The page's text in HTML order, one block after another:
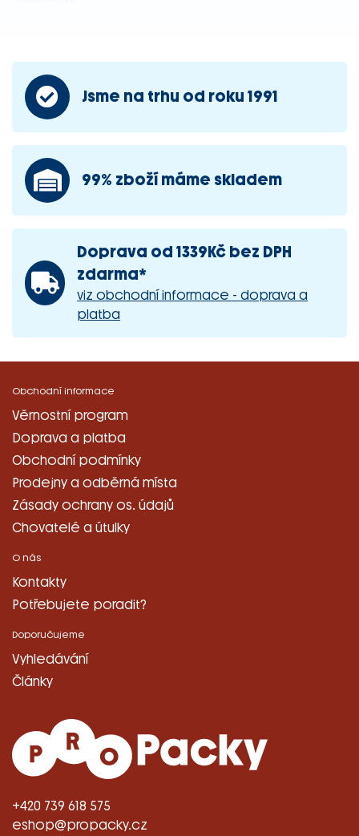
Jsme na trhu od roku 1991
99% zboží máme skladem
Doprava od 1339Kč bez DPH
zdarma*
viz obchodní informace - doprava a
platba
+420 739 618 575
eshop@propacky.cz
Obchodní informace
Věrnostní program
Doprava a platba
Obchodní podmínky
Prodejny a odběrná místa
Zásady ochrany os. údajů
Chovatelé a útulky
O nás
Kontakty
Potřebujete poradit?
Doporučujeme
Vyhledávání
Články